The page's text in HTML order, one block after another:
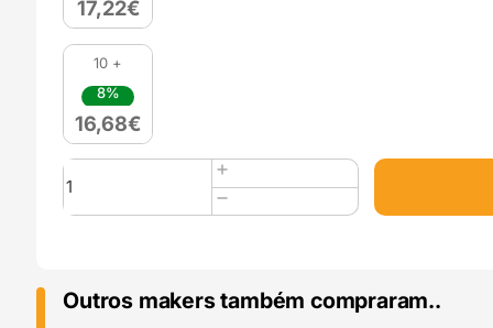
17,22€
10 +
8%
16,68€
Quantidade
de
PLA
(Refill)
1kg
Outros makers também compraram..